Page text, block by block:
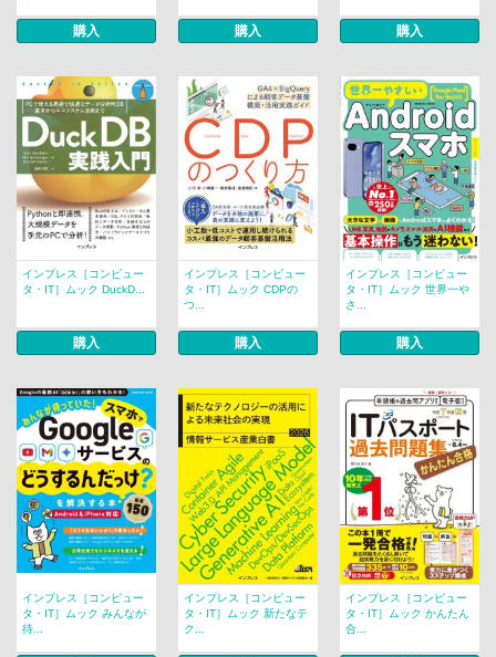
購入 購入 購入
インプレス［コンピュー
タ・IT］ムック DuckD...
購入
インプレス［コンピュー
タ・IT］ムック CDPの
つ...
購入
インプレス［コンピュー
タ・IT］ムック 世界一や
さ...
購入
インプレス［コンピュー
タ・IT］ムック みんなが
待...
インプレス［コンピュー
タ・IT］ムック 新たなテ
ク...
インプレス［コンピュー
タ・IT］ムック かんたん
合...